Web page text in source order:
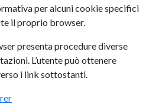
per alcuni cookie specifici
il proprio browser.
presenta procedure diverse
L’utente può ottenere
i link sottostanti.